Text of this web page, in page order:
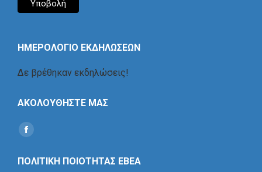
ΗΜΕΡΟΛΟΓΙΟ ΕΚΔΗΛΩΣΕΩΝ
Δε βρέθηκαν εκδηλώσεις!
ΑΚΟΛΟΥΘΗΣΤΕ ΜΑΣ
Find us on:
Social
ΠΟΛΙΤΙΚΗ ΠΟΙΟΤΗΤΑΣ ΕΒΕΑ